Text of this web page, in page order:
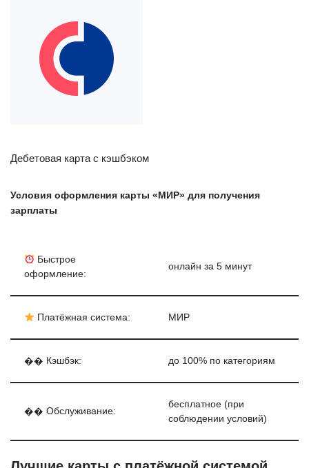
Дебетовая карта с кэшбэком
Условия оформления карты «МИР» для получения
зарплаты
Быстрое
оформление:
онлайн за 5 минут
Платёжная система: МИР
�� Кэшбэк: до 100% по категориям
�� Обслуживание:
бесплатное (при
соблюдении условий)